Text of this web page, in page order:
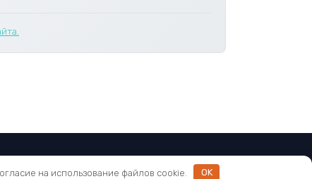
на использование файлов cookie. OK